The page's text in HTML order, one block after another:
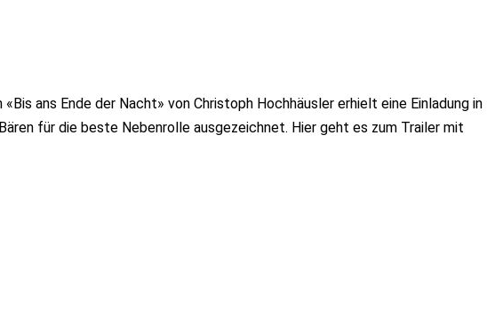
ans Ende der Nacht» von Christoph Hochhäusler erhielt eine Einladung in
für die beste Nebenrolle ausgezeichnet. Hier geht es zum Trailer mit